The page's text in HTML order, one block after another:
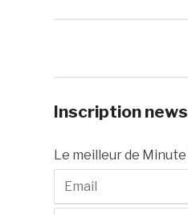
Inscription
Le meilleur de Minute